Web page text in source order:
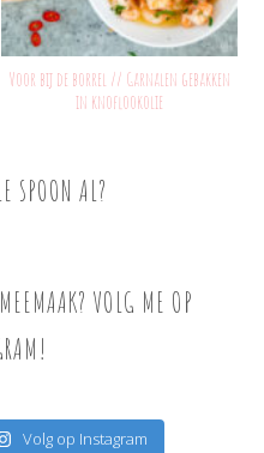
Voor bij de borrel // Garnalen gebakken
in knoflookolie
SPOON AL?
VOLG ME OP
Volg op Instagram